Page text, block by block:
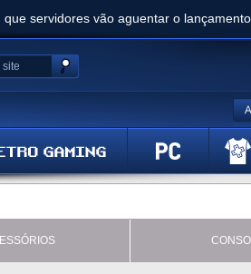
servidores vão aguentar o lançamento
de cópias e vai receber novo conteúdo
Ghost of Yotei - Análise
Gear Solid Delta: Snake Eater - Análise
anuncia livestream para o Fallout Day
site